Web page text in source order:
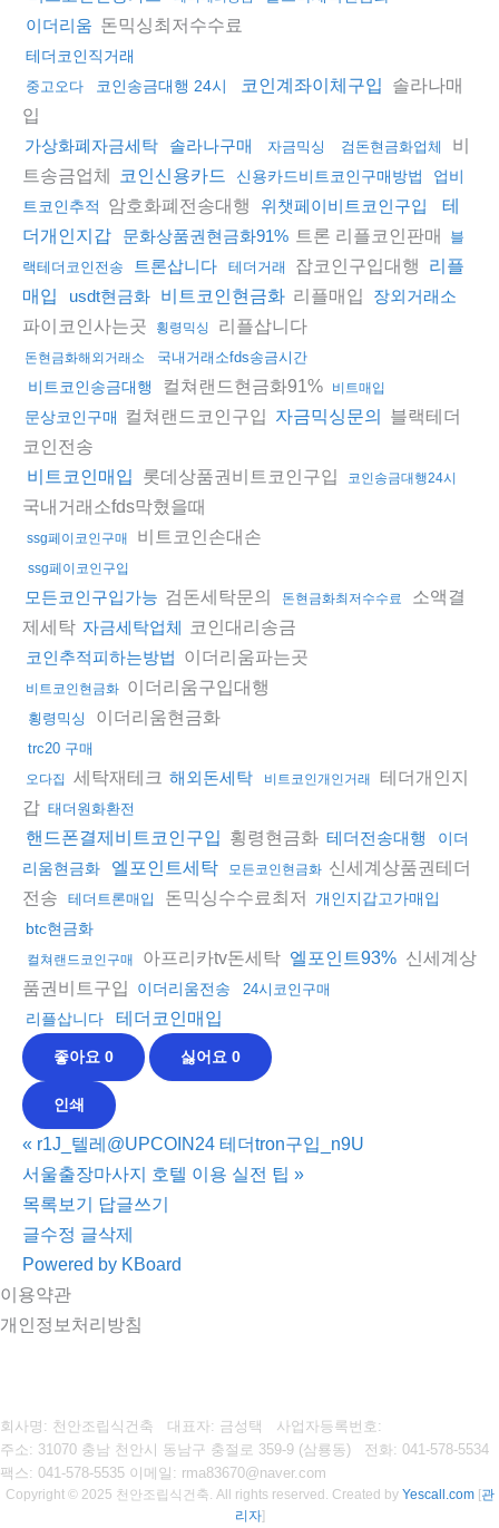
이더리움 돈믹싱최저수수료
테더코인직거래
중고오다 코인송금대행 24시 코인계좌이체구입
솔라나매
입
가상화폐자금세탁 솔라나구매 자금믹싱 검돈현금화업체
비
트송금업체
코인신용카드 신용카드비트코인구매방법
업비
트코인추적
암호화폐전송대행 위챗페이비트코인구입
테
더개인지갑
문화상품권현금화91% 트론 리플코인판매
블
랙테더코인전송
트론삽니다 테더거래 잡코인구입대행
리플
매입
usdt현금화 비트코인현금화 리플매입 장외거래소
파이코인사는곳 횡령믹싱 리플삽니다
돈현금화해외거래소 국내거래소fds송금시간
비트코인송금대행 컬쳐랜드현금화91% 비트매입
문상코인구매 컬쳐랜드코인구입 자금믹싱문의
블랙테더
코인전송
비트코인매입 롯데상품권비트코인구입 코인송금대행24시
국내거래소fds막혔을때
ssg페이코인구매 비트코인손대손
ssg페이코인구입
모든코인구입가능 검돈세탁문의 돈현금화최저수수료
소액결
제세탁 자금세탁업체 코인대리송금
코인추적피하는방법 이더리움파는곳
비트코인현금화 이더리움구입대행
횡령믹싱 이더리움현금화
trc20 구매
오다집 세탁재테크 해외돈세탁 비트코인개인거래
테더개인지
갑 태더원화환전
핸드폰결제비트코인구입 횡령현금화 테더전송대행
이더
리움현금화
엘포인트세탁 모든코인현금화 신세계상품권테더
전송
테더트론매입 돈믹싱수수료최저
개인지갑고가매입
btc현금화
컬쳐랜드코인구매 아프리카tv돈세탁 엘포인트93% 신세계상
품권비트구입
이더리움전송 24시코인구매
리플삽니다 테더코인매입
좋아요 0 싫어요 0
인쇄
« r1J_텔레@UPCOIN24 테더tron구입_n9U
서울출장마사지 호텔 이용 실전 팁 »
목록보기 답글쓰기
글수정 글삭제
Powered by KBoard
이용약관
개인정보처리방침
회사명: 천안조립식건축 대표자: 금성택 사업자등록번호:
주소: 31070 충남 천안시 동남구 충절로 359-9 (삼룡동) 전화: 041-578-5534
팩스: 041-578-5535 이메일: rma83670@naver.com
Copyright © 2025 천안조립식건축. All rights reserved. Created by Yescall.com[관
리자]